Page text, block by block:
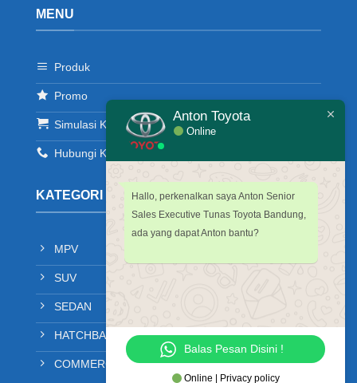
MENU
Produk
Promo
Simulasi Kredit
Hubungi Kami
KATEGORI PRODUK
MPV
SUV
SEDAN
HATCHBACK
COMMERCIAL
Anton Toyota
Online
Hallo, perkenalkan saya Anton Senior
Sales Executive Tunas Toyota Bandung,
ada yang dapat Anton bantu?
Balas Pesan Disini !
Online | Privacy policy